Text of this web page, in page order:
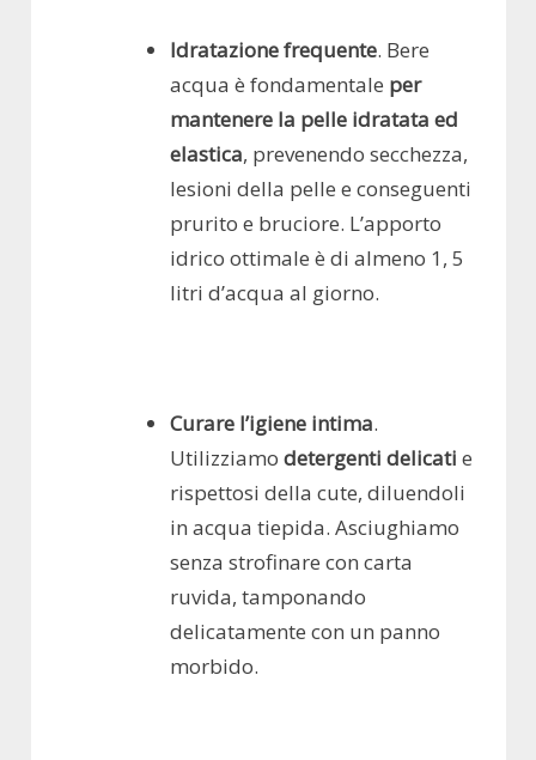
Idratazione frequente. Bere
acqua è fondamentale per
mantenere la pelle idratata ed
elastica, prevenendo secchezza,
lesioni della pelle e conseguenti
prurito e bruciore. L’apporto
idrico ottimale è di almeno 1, 5
litri d’acqua al giorno.
Curare l’igiene intima.
Utilizziamo detergenti delicati e
rispettosi della cute, diluendoli
in acqua tiepida. Asciughiamo
senza strofinare con carta
ruvida, tamponando
delicatamente con un panno
morbido.